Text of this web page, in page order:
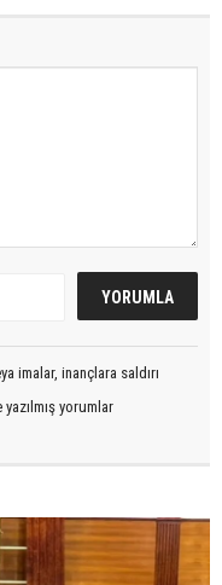
imalar, inançlara saldırı
yorumlar